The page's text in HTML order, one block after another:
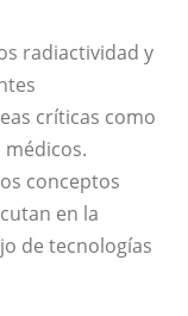
radiactividad y
críticas como
conceptos
en la
de tecnologías